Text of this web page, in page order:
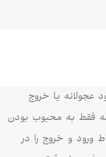
عجولانه یا خروج
شود. به همین دلیل، انتخاب بهترین اندیکاتور برای تایم فریم ۵ دقیقه فقط به محبوب بودن
ورود و خروج را در